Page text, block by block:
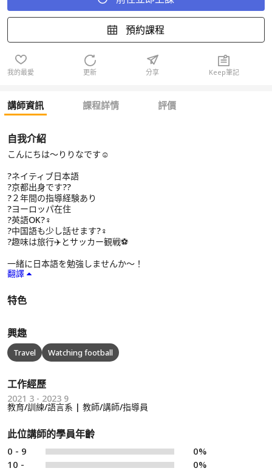
預約課程
我的最愛 更新 分享 Keep筆記
講師資訊 課程詳情 評價
自我介紹
こんにちは〜りりなです☺︎
?ネイティブ日本語
?京都出身です??
?２年間の指導経験あり
?ヨーロッパ在住
?英語OK?‍♀️
?中国語も少し話せます?‍♀️
?趣味は旅行✈️とサッカー観戦⚽️
一緒に日本語を勉強しませんか〜！
翻譯
特色
興趣
Travel Watching football
工作經歷
2021 3 - 2023 9
教育/訓練/語言系 | 教師/講師/指導員
此位講師的學員年齡
0 - 9
0%
10 -
0%